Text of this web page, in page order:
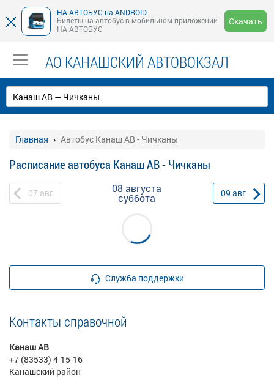
НА АВТОБУС на ANDROID
Билеты на автобус в мобильном приложении
НА АВТОБУС
Скачать
АО КАНАШСКИЙ АВТОВОКЗАЛ
Главная Автобус Канаш АВ - Чичканы
Расписание автобуса Канаш АВ - Чичканы
07 авг 08 августа
суббота 09 авг
Служба поддержки
Контакты справочной
Канаш АВ
+7 (83533) 4-15-16
Канашский район